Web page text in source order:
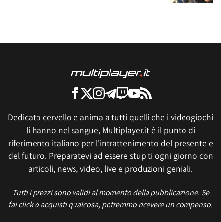
Dedicato cervello e anima a tutti quelli che i videogiochi
li hanno nel sangue, Multiplayer.it è il punto di
riferimento italiano per l'intrattenimento del presente e
del futuro. Preparatevi ad essere stupiti ogni giorno con
articoli, news, video, live e produzioni geniali.
Tutti i prezzi sono validi al momento della pubblicazione. Se
fai click o acquisti qualcosa, potremmo ricevere un compenso.